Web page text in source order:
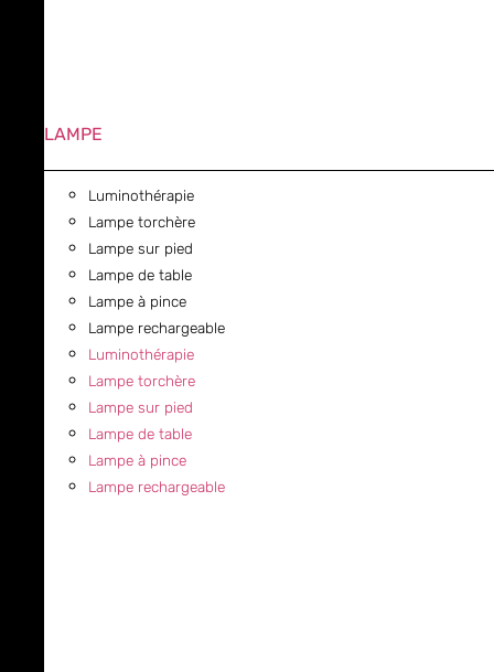
LAMPE
Luminothérapie
Lampe torchère
Lampe sur pied
Lampe de table
Lampe à pince
Lampe rechargeable
Luminothérapie
Lampe torchère
Lampe sur pied
Lampe de table
Lampe à pince
Lampe rechargeable